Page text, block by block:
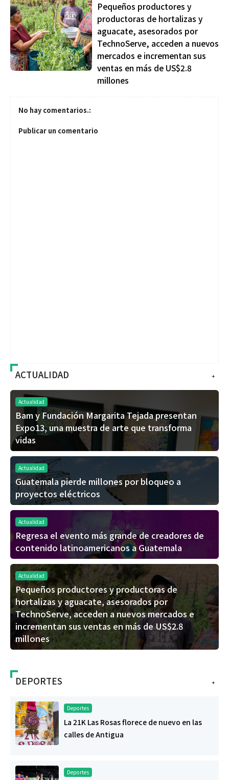
Pequeños productores y
productoras de hortalizas y
aguacate, asesorados por
TechnoServe, acceden a nuevos
mercados e incrementan sus
ventas en más de US$2.8
millones
No hay comentarios.:
Publicar un comentario
+
ACTUALIDAD
Actualidad
Bam y Fundación Margarita Tejada presentan
Expo13, una muestra de arte que transforma
vidas
Actualidad
Guatemala pierde millones por bloqueo a
proyectos eléctricos
Actualidad
Regresa el evento más grande de creadores de
contenido latinoamericanos a Guatemala
Actualidad
Pequeños productores y productoras de
hortalizas y aguacate, asesorados por
TechnoServe, acceden a nuevos mercados e
incrementan sus ventas en más de US$2.8
millones
+
DEPORTES
Deportes
La 21K Las Rosas florece de nuevo en las
calles de Antigua
Deportes